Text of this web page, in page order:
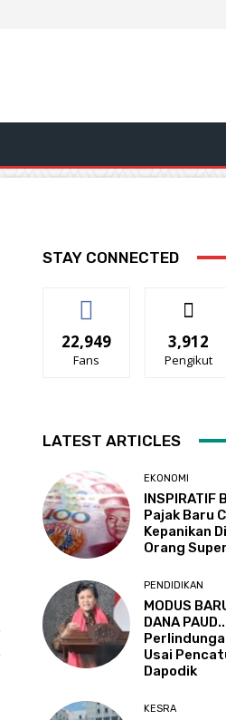
STAY CONNECTED
22,949
Fans
3,912
Pengikut
LATEST ARTICLES
EKONOMI
INSPIRATIF
Pajak Baru
Kepanikan
Orang
PENDIDIKAN
MODUS
DANA
Usai
Dapodik
KESRA